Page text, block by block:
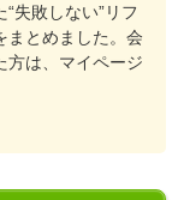
失敗しない”リフ
まとめました。会
方は、マイページ